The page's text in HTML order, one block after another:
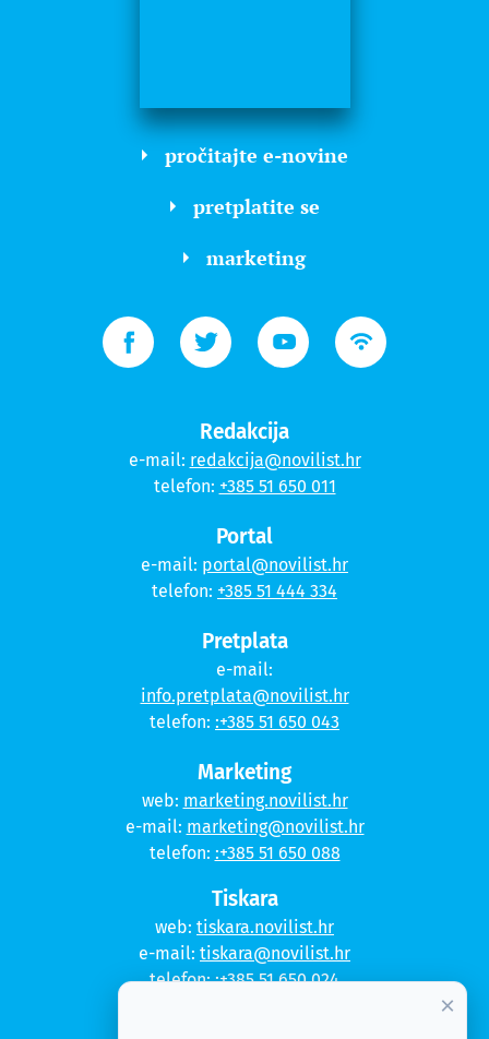
pročitajte e-novine
pretplatite se
marketing
Redakcija
e-mail: redakcija@novilist.hr
telefon: +385 51 650 011
Portal
e-mail: portal@novilist.hr
telefon: +385 51 444 334
Pretplata
e-mail:
info.pretplata@novilist.hr
telefon: :+385 51 650 043
Marketing
web: marketing.novilist.hr
e-mail: marketing@novilist.hr
telefon: :+385 51 650 088
Tiskara
web: tiskara.novilist.hr
e-mail: tiskara@novilist.hr
telefon::+385 51 650 024
×